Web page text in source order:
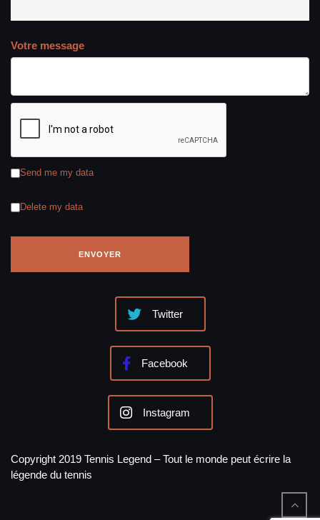
Votre message
Send me my data
Delete my data
Twitter
Facebook
Instagram
Copyright 2019 Tennis Legend – Tout le monde peut écrire la
légende du tennis